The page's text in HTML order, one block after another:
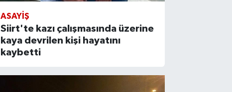
ASAYIŞ
Siirt'te kazı çalışmasında üzerine
kaya devrilen kişi hayatını
kaybetti